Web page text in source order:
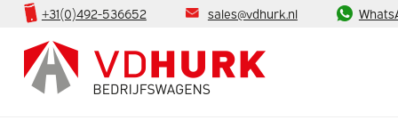
+31(0)492-536652 sales@vdhurk.nl